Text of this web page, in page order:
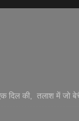
दिल की, तलाश में जो